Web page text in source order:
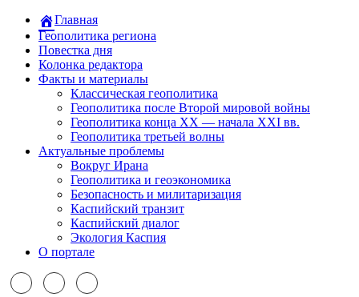
Главная
Геополитика региона
Повестка дня
Колонка редактора
Факты и материалы
Классическая геополитика
Геополитика после Второй мировой войны
Геополитика конца XX — начала XXI вв.
Геополитика третьей волны
Актуальные проблемы
Вокруг Ирана
Геополитика и геоэкономика
Безопасность и милитаризация
Каспийский транзит
Каспийский диалог
Экология Каспия
О портале